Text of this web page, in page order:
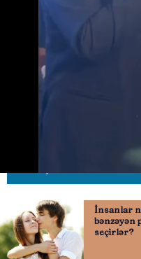
Toyunda
verdi